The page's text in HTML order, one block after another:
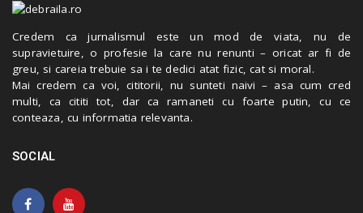
Credem ca jurnalismul este un mod de viata, nu de
supravietuire, o profesie la care nu renunti – oricat ar fi de
greu, si careia trebuie sa i te dedici atat fizic, cat si moral.
Mai credem ca voi, cititorii, nu sunteti naivi – asa cum cred
multi, ca cititi tot, dar ca ramaneti cu foarte putin, cu ce
conteaza, cu informatia relevanta.
SOCIAL